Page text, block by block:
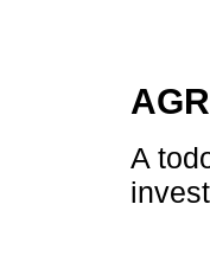
A